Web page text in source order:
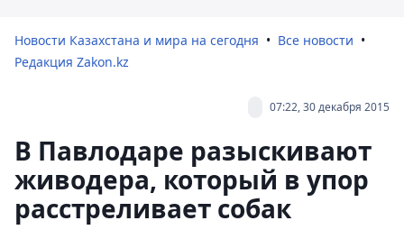
Новости Казахстана и мира на сегодня
Все новости
Редакция Zakon.kz
07:22, 30 декабря 2015
В Павлодаре разыскивают
живодера, который в упор
расстреливает собак